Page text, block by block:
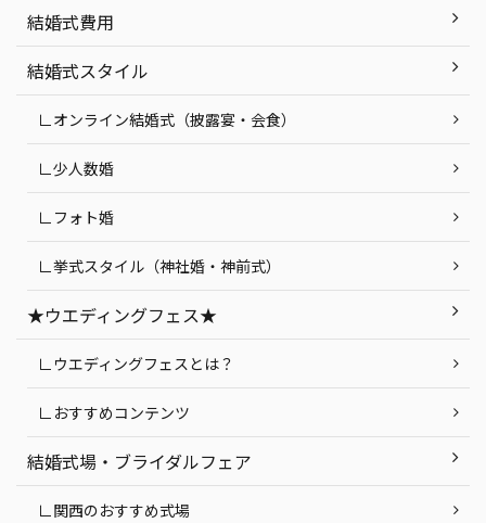
結婚式費用
結婚式スタイル
∟オンライン結婚式（披露宴・会食）
∟少人数婚
∟フォト婚
∟挙式スタイル（神社婚・神前式）
★ウエディングフェス★
∟ウエディングフェスとは？
∟おすすめコンテンツ
結婚式場・ブライダルフェア
∟関西のおすすめ式場